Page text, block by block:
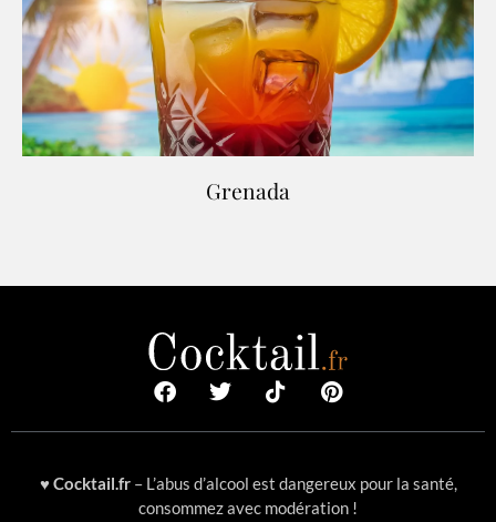
Grenada
♥ Cocktail.fr– L’abus d’alcool est dangereux pour la santé,
consommez avec modération !